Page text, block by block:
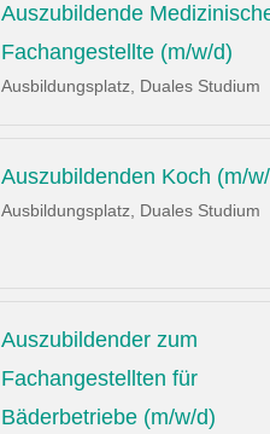
Auszubildende
Fachangestellte (m/w/d)
Ausbildungsplatz, Duales Studium
Auszubildenden Koch (m/
Ausbildungsplatz, Duales Studium
Auszubildender zum
Fachangestellten für
Bäderbetriebe (m/w/d)